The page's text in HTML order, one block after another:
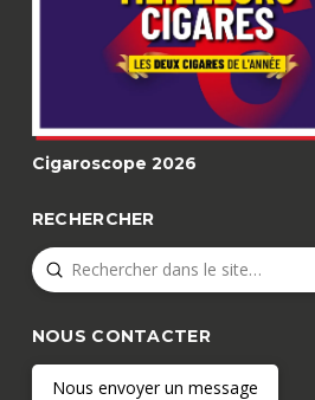
Cigaroscope 2026
RECHERCHER
Search
Submit
NOUS CONTACTER
Nous envoyer un message